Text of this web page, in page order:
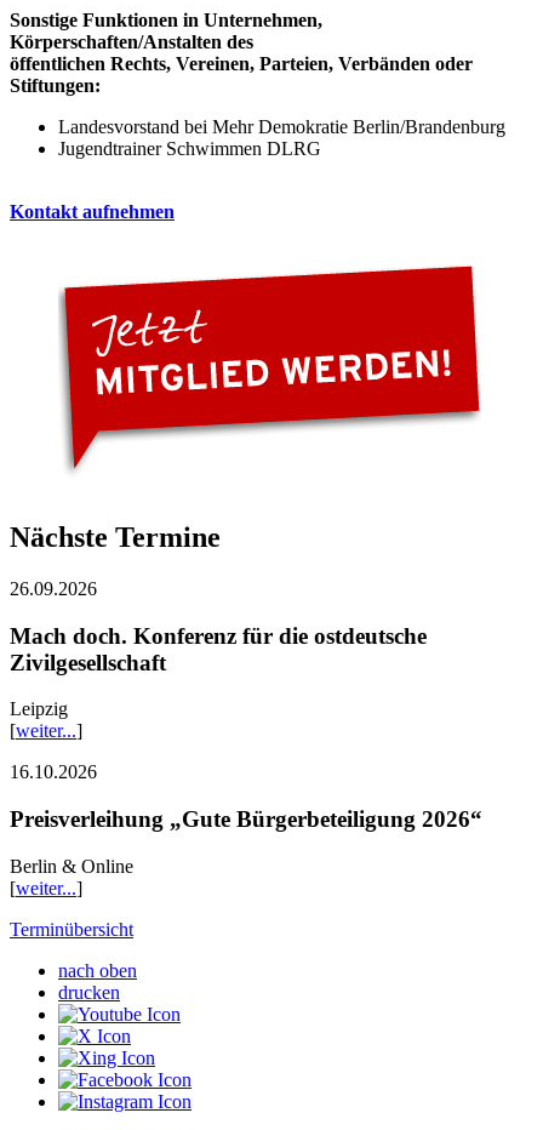
Sonstige Funktionen in Unternehmen,
Körperschaften/Anstalten des
öffentlichen Rechts, Vereinen, Parteien, Verbänden oder
Stiftungen:
Landesvorstand bei Mehr Demokratie Berlin/Brandenburg
Jugendtrainer Schwimmen DLRG
Kontakt aufnehmen
Nächste Termine
26.09.2026
Mach doch. Konferenz für die ostdeutsche
Zivilgesellschaft
Leipzig
[weiter...]
16.10.2026
Preisverleihung „Gute Bürgerbeteiligung 2026“
Berlin & Online
[weiter...]
Terminübersicht
nach oben
drucken